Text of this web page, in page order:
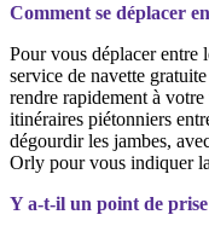
Comment se déplacer
Pour vous déplacer entre
service de navette
rendre rapidement à
itinéraires piétonniers
dégourdir les jambes,
Orly pour vous indiquer
Y a-t-il un point de